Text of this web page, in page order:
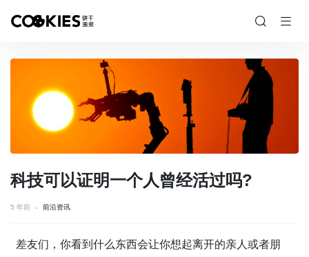
科技可以证明一个人曾经活过吗?
5 年前 前沿资讯
差友们，你看到什么东西会让你想起离开的亲人或者朋